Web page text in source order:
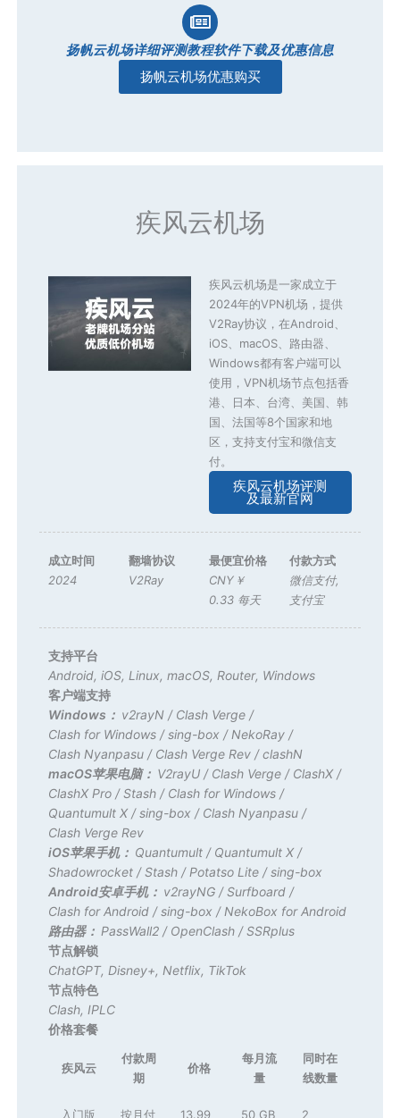
扬帆云机场详细评测教程软件下载及优惠信息
扬帆云机场优惠购买
疾风云机场
疾风云机场是一家成立于
2024年的VPN机场，提供
V2Ray协议，在Android、
iOS、macOS、路由器、
Windows都有客户端可以
使用，VPN机场节点包括香
港、日本、台湾、美国、韩
国、法国等8个国家和地
区，支持支付宝和微信支
付。
疾风云机场评测
及最新官网
成立时间
2024
翻墙协议
V2Ray
最便宜价格
CNY￥
0.33 每天
付款方式
微信支付,
支付宝
支持平台
Android,iOS, Linux,macOS, Router, Windows
客户端支持
Windows： v2rayN / Clash Verge /
Clash for Windows /sing-box / NekoRay /
Clash Nyanpasu / Clash Verge Rev /clashN
macOS苹果电脑： V2rayU / Clash Verge / ClashX /
ClashX Pro /Stash / Clash for Windows /
Quantumult X /sing-box / Clash Nyanpasu /
Clash Verge Rev
iOS苹果手机： Quantumult / Quantumult X /
Shadowrocket /Stash / Potatso Lite /sing-box
Android安卓手机： v2rayNG /Surfboard /
Clash for Android /sing-box / NekoBox for Android
路由器： PassWall2 / OpenClash /SSRplus
节点解锁
ChatGPT, Disney+, Netflix, TikTok
节点特色
Clash, IPLC
价格套餐
疾风云
付款周
期
价格
每月流
量
同时在
线数量
入门版 按月付 13.99 50 GB 2